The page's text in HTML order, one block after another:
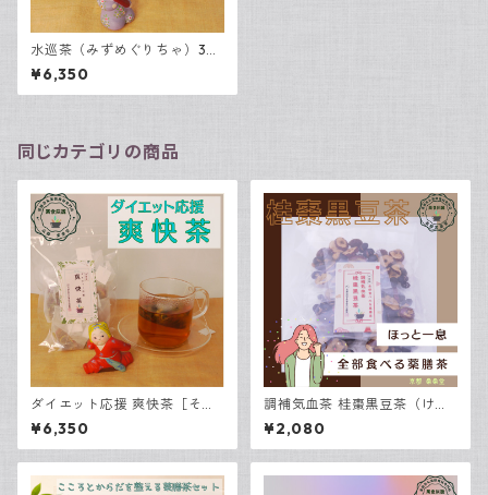
水巡茶（みずめぐりちゃ）30
包入
¥6,350
同じカテゴリの商品
ダイエット応援 爽快茶［そう
かいちゃ］ 30包入
¥6,350
調補気血茶 桂棗黒豆茶（けい
そうくろまめちゃ）｜全部食
べる薬膳茶 7包入り
¥2,080